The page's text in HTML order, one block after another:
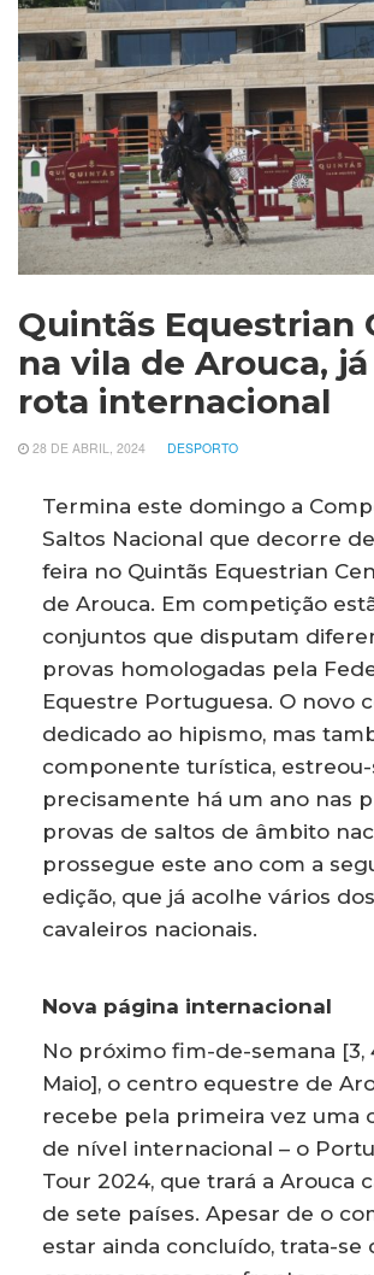
Quintãs Equestrian
na vila de Arouca,
rota internacional
28 DE ABRIL, 2024 DESPORTO
Termina este domingo a
Saltos Nacional que decorre
feira no Quintãs Equestrian
de Arouca. Em competição
conjuntos que disputam
provas homologadas pela
Equestre Portuguesa. O novo
dedicado ao hipismo, mas
componente turística, estreou-
precisamente há um ano nas
provas de saltos de âmbito
prossegue este ano com a
edição, que já acolhe vários
cavaleiros nacionais.
Nova página internacional
No próximo fim-de-semana [3,
Maio], o centro equestre de
recebe pela primeira vez uma
de nível internacional – o
Tour 2024, que trará a Arouca
de sete países. Apesar de o
estar ainda concluído, trata-se